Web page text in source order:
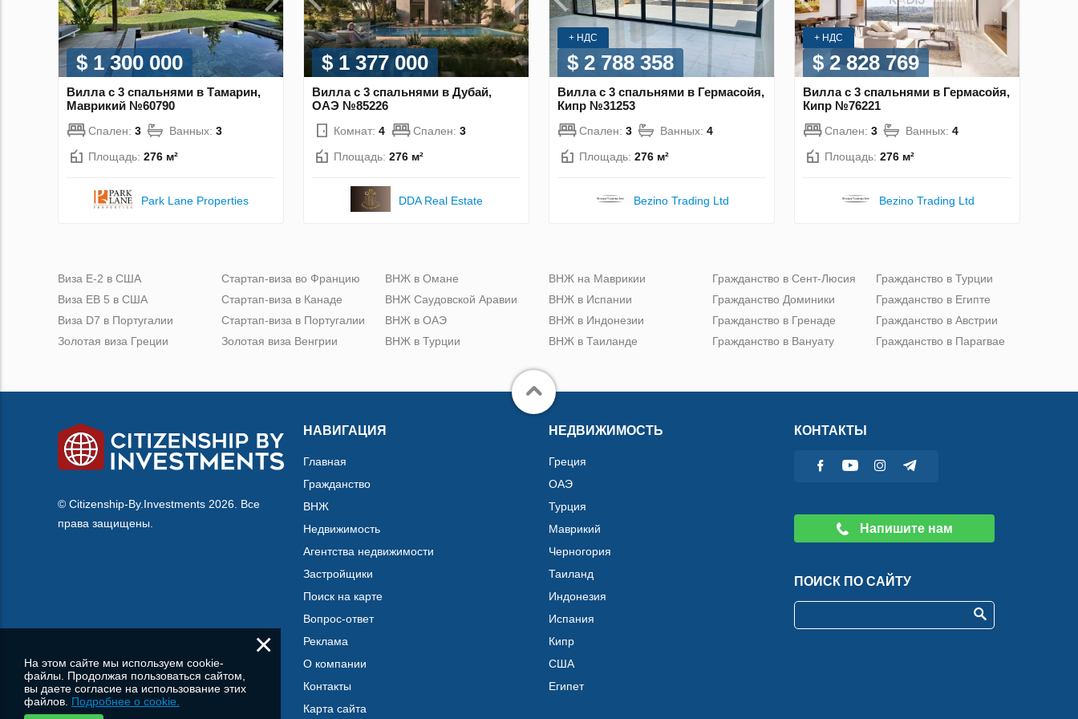
$ 1 300 000
Вилла с 3 спальнями в Тамарин,
Маврикий №60790
Спален: 3 Ванных: 3
Площадь: 276 м²
Park Lane Properties
$ 1 377 000
Вилла с 3 спальнями в Дубай,
ОАЭ №85226
Комнат: 4 Спален: 3
Площадь: 276 м²
DDA Real Estate
+ НДС
$ 2 788 358
Вилла с 3 спальнями в Гермасойя,
Кипр №31253
Спален: 3 Ванных: 4
Площадь: 276 м²
Bezino Trading Ltd
+ НДС
$ 2 828 769
Вилла с 3 спальнями в Гермасойя,
Кипр №76221
Спален: 3 Ванных: 4
Площадь: 276 м²
Bezino Trading Ltd
Виза Е-2 в США
Виза ЕВ 5 в США
Виза D7 в Португалии
Золотая виза Греции
Стартап-виза во Францию
Стартап-виза в Канаде
Стартап-виза в Португалии
Золотая виза Венгрии
ВНЖ в Омане
ВНЖ Саудовской Аравии
ВНЖ в ОАЭ
ВНЖ в Турции
ВНЖ на Маврикии
ВНЖ в Испании
ВНЖ в Индонезии
ВНЖ в Таиланде
Гражданство в Сент-Люсия
Гражданство Доминики
Гражданство в Гренаде
Гражданство в Вануату
Гражданство в Турции
Гражданство в Египте
Гражданство в Австрии
Гражданство в Парагвае
© Citizenship-By.Investments 2026. Все
права защищены.
НАВИГАЦИЯ
Главная
Гражданство
ВНЖ
Недвижимость
Агентства недвижимости
Застройщики
Поиск на карте
Вопрос-ответ
Реклама
О компании
Контакты
Карта сайта
НЕДВИЖИМОСТЬ
Греция
ОАЭ
Турция
Маврикий
Черногория
Таиланд
Индонезия
Испания
Кипр
США
Египет
КОНТАКТЫ
Напишите нам
ПОИСК ПО САЙТУ
×
На этом сайте мы используем cookie-
файлы. Продолжая пользоваться сайтом,
вы даете согласие на использование этих
файлов. Подробнее о cookie.